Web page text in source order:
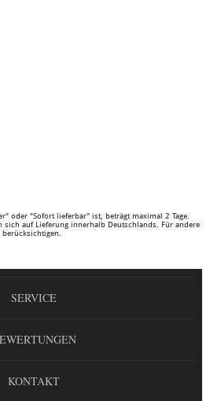
oder "Sofort lieferbar" ist, beträgt maximal 2 Tage.
sich auf Lieferung innerhalb Deutschlands. Für andere
berücksichtigen.
SERVICE
KONTAKT